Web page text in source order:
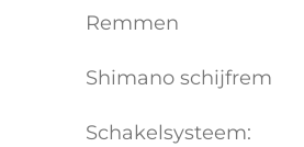
Remmen
Shimano schijfrem
Schakelsysteem: